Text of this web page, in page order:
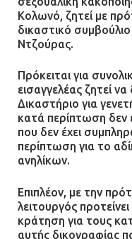
με
Ένα
Κολωνό, ζητεί με
δικαστικό
Ντζούρας.
Πρόκειται για
εισαγγελέας ζητεί
Δικαστήριο για
κατά περίπτωση δεν
που δεν έχει
περίπτωση για το
ανηλίκων.
Επιπλέον, με την
λειτουργός
κράτηση για τους
αυτής δικογραφίας